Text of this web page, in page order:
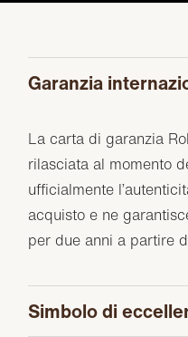
Garanzia
La carta di garanzia
rilasciata al momento
ufficialmente
acquisto e ne
per due anni a partire
Simbolo di